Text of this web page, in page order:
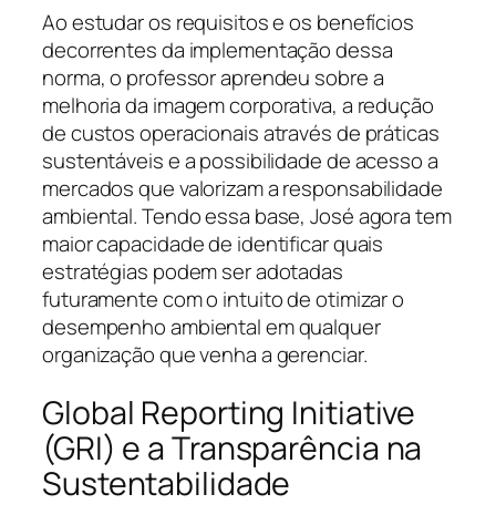
Ao estudar os requisitos e os benefícios
decorrentes da implementação dessa
norma, o professor aprendeu sobre a
melhoria da imagem corporativa, a redução
de custos operacionais através de práticas
sustentáveis e a possibilidade de acesso a
mercados que valorizam a responsabilidade
ambiental. Tendo essa base, José agora tem
maior capacidade de identificar quais
estratégias podem ser adotadas
futuramente com o intuito de otimizar o
desempenho ambiental em qualquer
organização que venha a gerenciar.
Global Reporting Initiative
(GRI) e a Transparência na
Sustentabilidade